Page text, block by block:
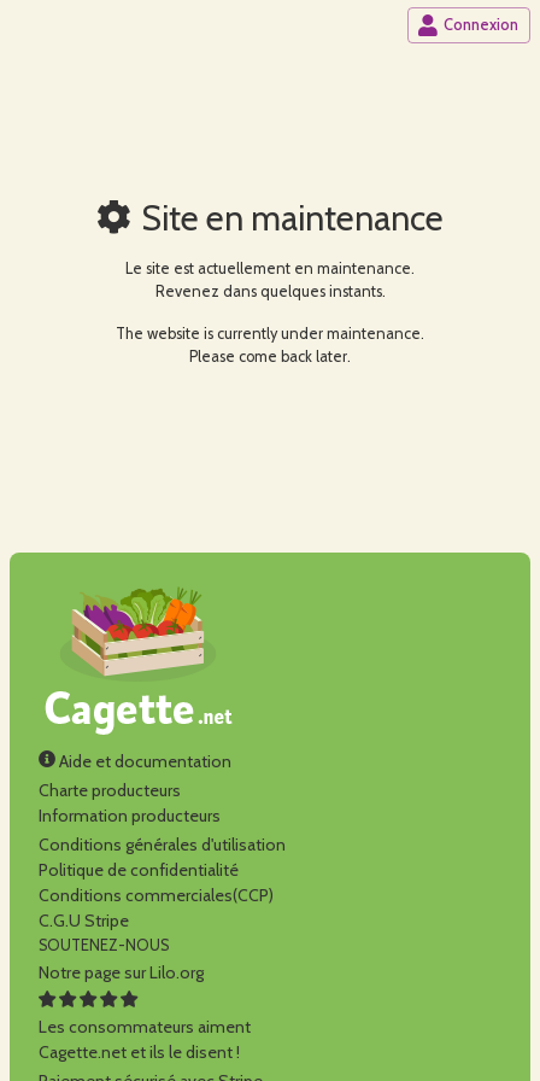
Connexion
Site en maintenance
Le site est actuellement en maintenance.
Revenez dans quelques instants.
The website is currently under maintenance.
Please come back later.
Aide et documentation
Charte producteurs
Information producteurs
Conditions générales d'utilisation
Politique de confidentialité
Conditions commerciales(CCP)
C.G.U Stripe
SOUTENEZ-NOUS
Notre page sur Lilo.org
Les consommateurs aiment
Cagette.net et ils le disent !